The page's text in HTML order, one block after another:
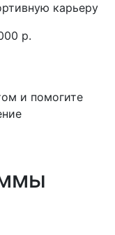
карьеру
р.
и помогите